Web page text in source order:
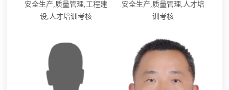
安全生产,质量管理,工程建
设,人才培训考核
安全生产,质量管理,人才培
训考核